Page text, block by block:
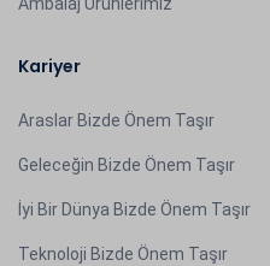
Ambalaj Ürünlerimiz
Kariyer
Araslar Bizde Önem Taşır
Geleceğin Bizde Önem Taşır
İyi Bir Dünya Bizde Önem Taşır
Teknoloji Bizde Önem Taşır